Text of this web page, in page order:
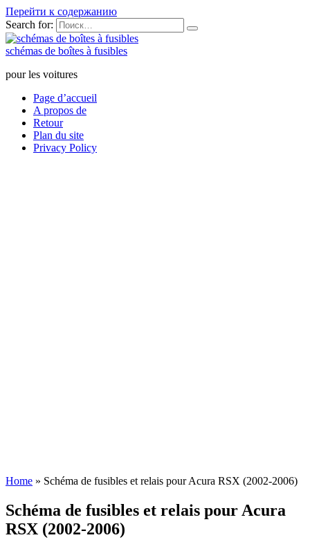
Перейти к содержанию
Search for:
schémas de boîtes à fusibles
pour les voitures
Page d’accueil
A propos de
Retour
Plan du site
Privacy Policy
Home » Schéma de fusibles et relais pour Acura RSX (2002-2006)
Schéma de fusibles et relais pour Acura
RSX (2002-2006)